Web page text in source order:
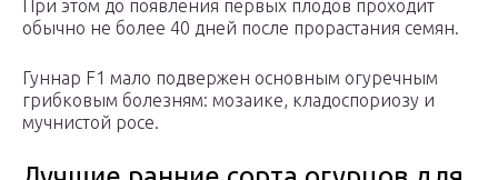
При этом до появления первых плодов проходит
обычно не более 40 дней после прорастания семян.
Гуннар F1 мало подвержен основным огуречным
грибковым болезням: мозаике, кладоспориозу и
мучнистой росе.